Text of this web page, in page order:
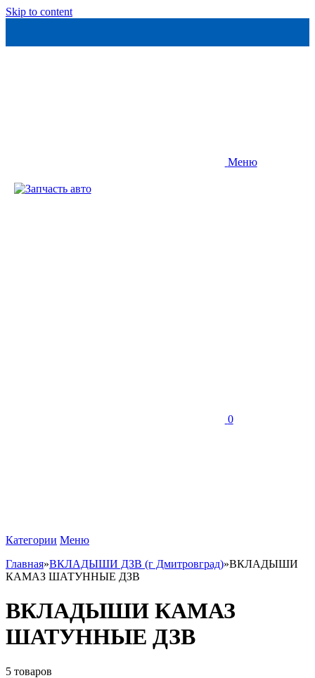
Skip to content
Меню
0
Категории Меню
Главная»ВКЛАДЫШИ ДЗВ (г Дмитровград)»ВКЛАДЫШИ
КАМАЗ ШАТУННЫЕ ДЗВ
ВКЛАДЫШИ КАМАЗ
ШАТУННЫЕ ДЗВ
5 товаров